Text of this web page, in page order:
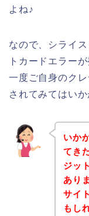
よね♪
なので、シライ
トカードエラー
一度ご自身のク
されてみてはい
いか
てき
ジッ
あり
サイ
もし